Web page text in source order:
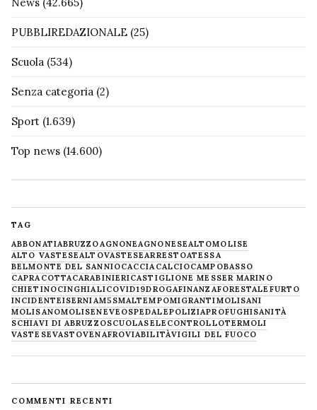
PUBBLIREDAZIONALE (25)
Scuola (534)
Senza categoria (2)
Sport (1.639)
Top news (14.600)
TAG
ABBONATIABRUZZOAGNONEAGNONESEALTOMOLISE
ALTO VASTESEALTOVASTESEARRESTOATESSA
BELMONTE DEL SANNIOCACCIACALCIOCAMPOBASSO
CAPRACOTTACARABINIERICASTIGLIONE MESSER MARINO
CHIETINOCINGHIALICOVID19DROGAFINANZAFORESTALE FURTO
INCIDENTEISERNIAM5SMALTEMPOMIGRANTIMOLISANI
MOLISANOMOLISENEVE OSPEDALEPOLIZIAPROFUGHISANITÀ
SCHIAVI DI ABRUZZOSCUOLASELECONTROLLOTERMOLI
VASTESEVASTOVENAFROVIABILITÀVIGILI DEL FUOCO
COMMENTI RECENTI